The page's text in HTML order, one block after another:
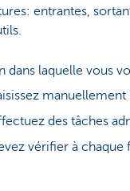
entrantes,
dans laquelle vous
des tâches
vérifier à chaque